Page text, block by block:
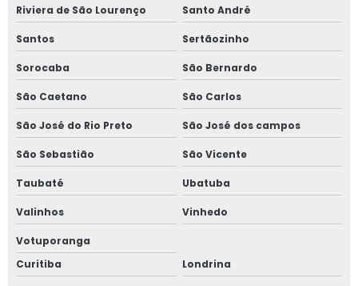
Riviera de São Lourenço Santo André
Santos Sertãozinho
Sorocaba São Bernardo
São Caetano São Carlos
São José do Rio Preto São José dos campos
São Sebastião São Vicente
Taubaté Ubatuba
Valinhos Vinhedo
Votuporanga
Curitiba
Londrina